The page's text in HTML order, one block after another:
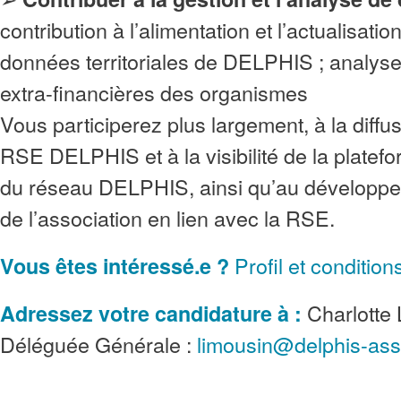
contribution à l’alimentation et
données territoriales de DELPHIS ;
extra-financières des organismes
Vous participerez plus largement, à la
RSE DELPHIS et à la visibilité de la
du réseau DELPHIS, ainsi qu’au
de l’association en lien avec la RSE.
Vous êtes intéressé.e ? Profil et
Adressez votre candidature à : Charlotte
Déléguée Générale : limousin@delphis-